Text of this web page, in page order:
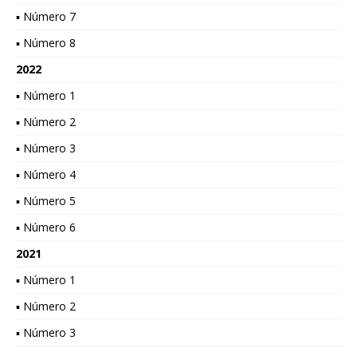
▪ Número 7
▪ Número 8
2022
▪ Número 1
▪ Número 2
▪ Número 3
▪ Número 4
▪ Número 5
▪ Número 6
2021
▪ Número 1
▪ Número 2
▪ Número 3